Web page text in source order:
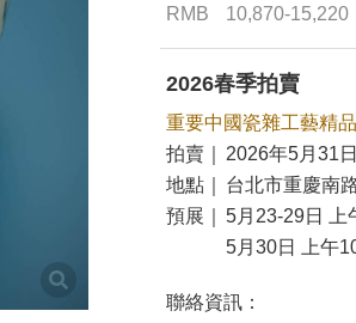
RMB
10,870-15,220
2026春季拍賣
重要中國瓷雜工藝精品
拍賣｜
2026年5月31
地點｜
台北市重慶南
預展｜
5月23-29日 上
5月30日 上午
聯絡資訊：